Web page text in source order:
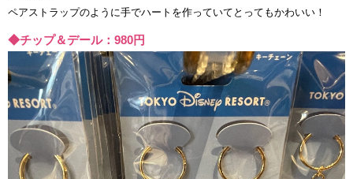
ペアストラップのように手でハートを作っていてとってもかわいい！
◆チップ＆デール：980円